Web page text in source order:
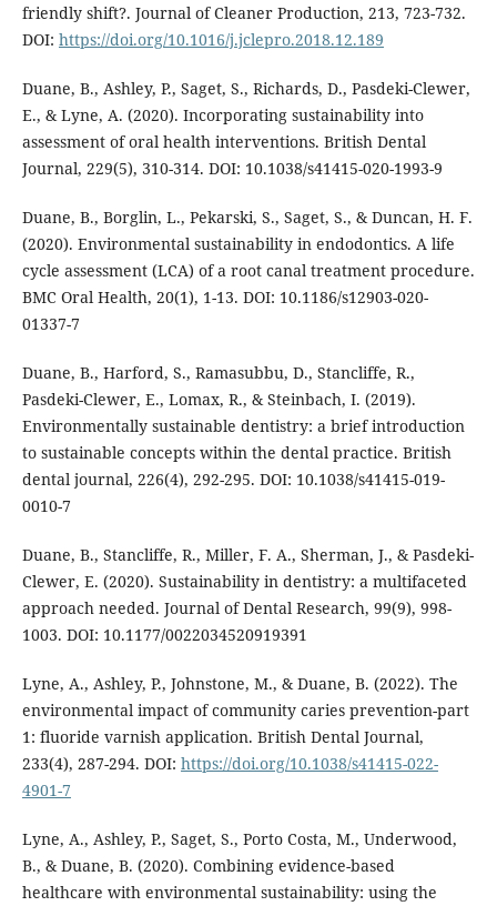
friendly shift?. Journal of Cleaner Production, 213, 723-732.
DOI: https://doi.org/10.1016/j.jclepro.2018.12.189
Duane, B., Ashley, P., Saget, S., Richards, D., Pasdeki-Clewer,
E., & Lyne, A. (2020). Incorporating sustainability into
assessment of oral health interventions. British Dental
Journal, 229(5), 310-314. DOI: 10.1038/s41415-020-1993-9
Duane, B., Borglin, L., Pekarski, S., Saget, S., & Duncan, H. F.
(2020). Environmental sustainability in endodontics. A life
cycle assessment (LCA) of a root canal treatment procedure.
BMC Oral Health, 20(1), 1-13. DOI: 10.1186/s12903-020-
01337-7
Duane, B., Harford, S., Ramasubbu, D., Stancliffe, R.,
Pasdeki-Clewer, E., Lomax, R., & Steinbach, I. (2019).
Environmentally sustainable dentistry: a brief introduction
to sustainable concepts within the dental practice. British
dental journal, 226(4), 292-295. DOI: 10.1038/s41415-019-
0010-7
Duane, B., Stancliffe, R., Miller, F. A., Sherman, J., & Pasdeki-
Clewer, E. (2020). Sustainability in dentistry: a multifaceted
approach needed. Journal of Dental Research, 99(9), 998-
1003. DOI: 10.1177/0022034520919391
Lyne, A., Ashley, P., Johnstone, M., & Duane, B. (2022). The
environmental impact of community caries prevention-part
1: fluoride varnish application. British Dental Journal,
233(4), 287-294. DOI: https://doi.org/10.1038/s41415-022-
4901-7
Lyne, A., Ashley, P., Saget, S., Porto Costa, M., Underwood,
B., & Duane, B. (2020). Combining evidence-based
healthcare with environmental sustainability: using the